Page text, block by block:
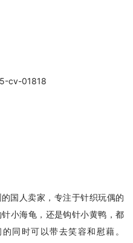
cv-01818
国人卖家，专注于针织玩偶的
小海龟，还是钩针小黄鸭，都
同时可以带去笑容和慰藉。